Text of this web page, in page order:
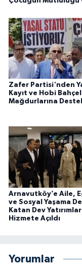
Zafer Partisi'nden
Kayıt ve Hobi
Mağdurlarına
Arnavutköy’e Aile,
ve Sosyal Yaşama
Katan Dev Yatırımlar
Hizmete Açıldı
Yorumlar